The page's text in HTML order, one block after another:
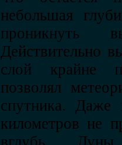
небольшая
проникнуть
Действительно
слой крайне
позволял
спутника. Даже
километров не
вглубь